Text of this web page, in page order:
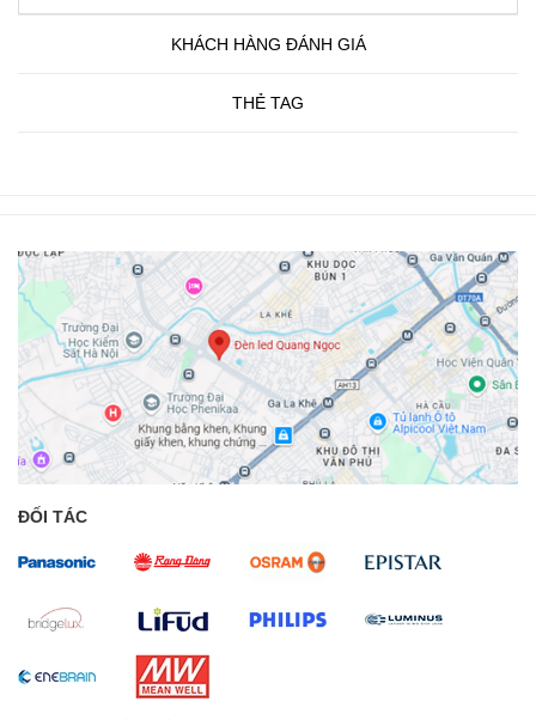
KHÁCH HÀNG ĐÁNH GIÁ
THẺ TAG
ĐỐI TÁC